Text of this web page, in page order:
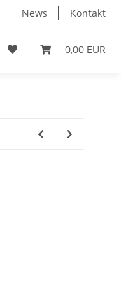
News Kontakt
0,00 EUR
& Fittinge